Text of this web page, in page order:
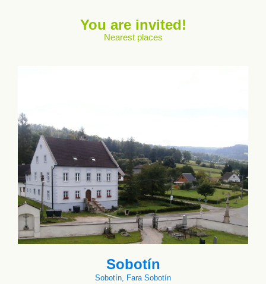
You are invited!
Nearest places
Sobotín
Sobotín, Fara Sobotín